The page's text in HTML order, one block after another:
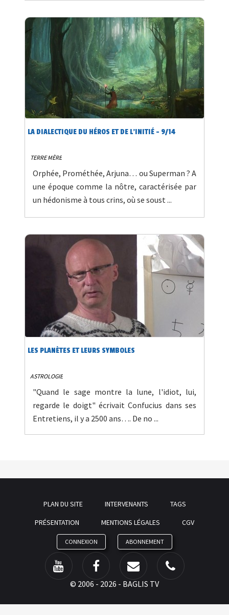
LA DIALECTIQUE DU HÉROS ET DE L’INITIÉ - 9/14
TERRE MÈRE
Orphée, Prométhée, Arjuna… ou Superman ? A
une époque comme la nôtre, caractérisée par
un hédonisme à tous crins, où se soust ...
LES PLANÈTES ET LEURS SYMBOLES
ASTROLOGIE
"Quand le sage montre la lune, l'idiot, lui,
regarde le doigt" écrivait Confucius dans ses
Entretiens, il y a 2500 ans…. De no ...
PLAN DU SITE INTERVENANTS
TAGS
PRÉSENTATION
MENTIONS LÉGALES CGV
CONNEXION ABONNEMENT
© 2006 - 2026 - BAGLIS TV